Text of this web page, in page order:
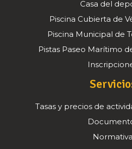
Casa del
Piscina Cubierta de
Piscina Municipal de
Pistas Paseo Marítimo
Tasas y precios de
Normativa